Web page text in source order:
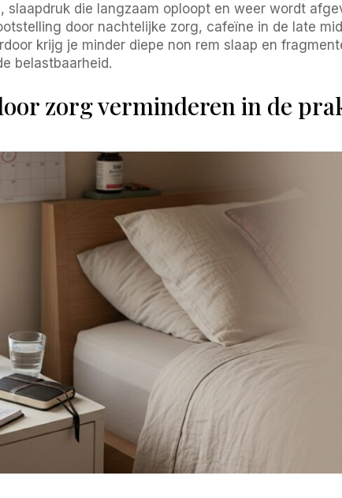
die langzaam oploopt en weer wordt
door nachtelijke zorg, cafeïne in de late
krijg je minder diepe non rem slaap en
belastbaarheid.
zorg verminderen in de